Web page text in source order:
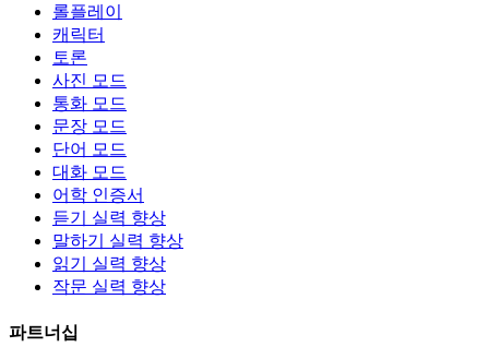
롤플레이
캐릭터
토론
사진 모드
통화 모드
문장 모드
단어 모드
대화 모드
어학 인증서
듣기 실력 향상
말하기 실력 향상
읽기 실력 향상
작문 실력 향상
파트너십